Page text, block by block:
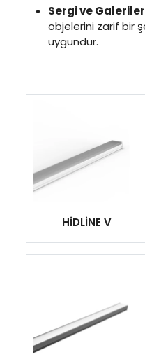
Sergi ve Galeriler
objelerini zarif bir
uygundur.
HİDLİNE V